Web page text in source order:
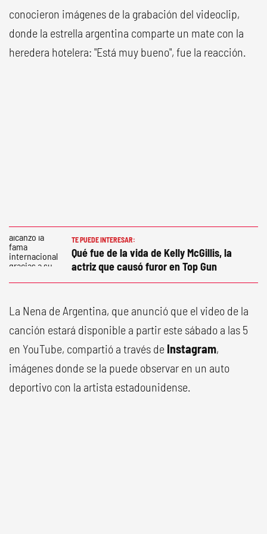
conocieron imágenes de la grabación del videoclip,
donde la estrella argentina comparte un mate con la
heredera hotelera: "Está muy bueno", fue la reacción.
TE PUEDE INTERESAR:
Qué fue de la vida de Kelly McGillis, la
actriz que causó furor en Top Gun
La Nena de Argentina, que anunció que el video de la
canción estará disponible a partir este sábado a las 5
en YouTube, compartió a través de Instagram,
imágenes donde se la puede observar en un auto
deportivo con la artista estadounidense.